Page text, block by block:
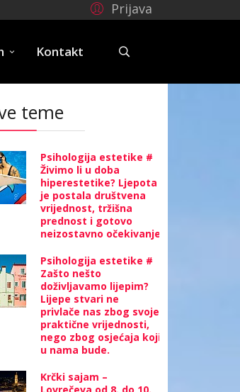
Prijava
Kontakt
teme
Psihologija estetike #
Živimo li u doba
hiperestetike? Ljepota
je postala društvena
vrijednost, tržišna
prednost i gotovo
neizostavno očekivanje
Psihologija estetike #
Zašto nešto
doživljavamo lijepim?
Lijepe stvari ne
privlače nas zbog svoje
praktične vrijednosti,
nego zbog osjećaja koji
u nama bude.
Krčki sajam –